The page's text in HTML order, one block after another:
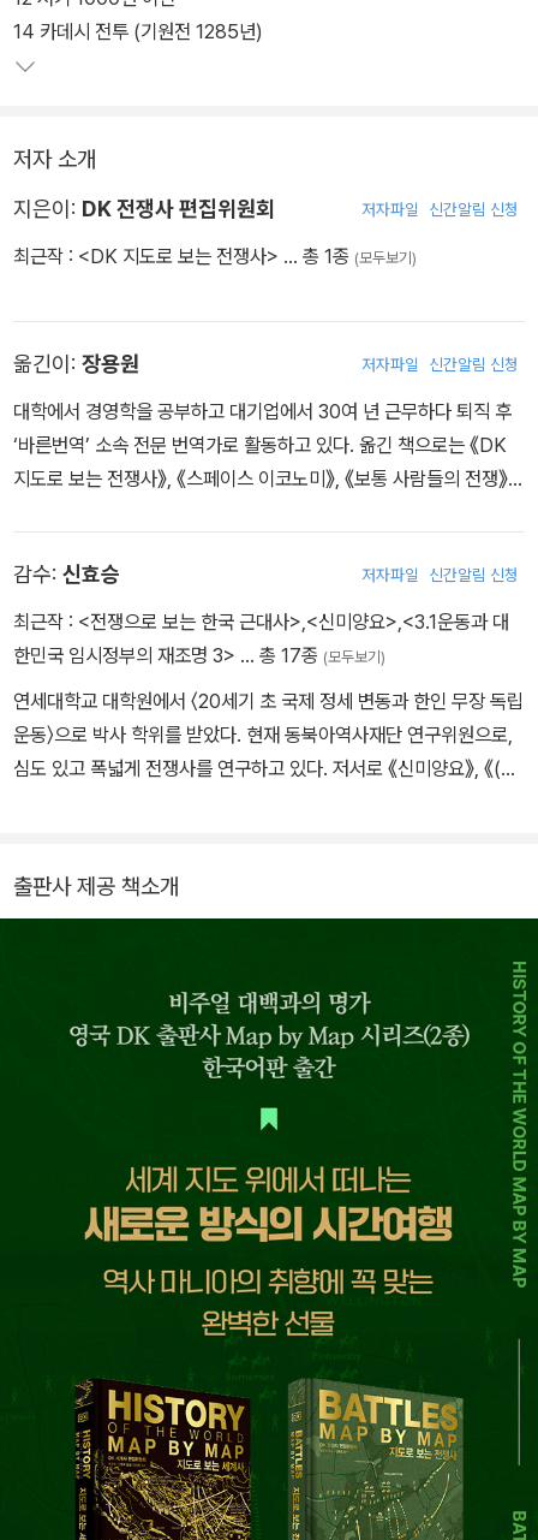
털루 전쟁, 프랑스의 식민통치에서 베트남을 해방시킨 디엔비엔푸 전
투, 2003년에 발발한 이라크 전쟁까지 포함되어 있다.
14 카데시 전투 (기원전 1285년)
저자 소개
지은이: DK 전쟁사 편집위원회 저자파일 신간알림 신청
최근작 : <DK 지도로 보는 전쟁사> … 총 1종 (모두보기)
옮긴이: 장용원 저자파일 신간알림 신청
대학에서 경영학을 공부하고 대기업에서 30여 년 근무하다 퇴직 후
‘바른번역’ 소속 전문 번역가로 활동하고 있다. 옮긴 책으로는 《DK
지도로 보는 전쟁사》, 《스페이스 이코노미》, 《보통 사람들의 전쟁》
감수: 신효승 저자파일 신간알림 신청
최근작 : <전쟁으로 보는 한국 근대사>,<신미양요>,<3.1운동과 대
한민국 임시정부의 재조명 3> … 총 17종 (모두보기)
연세대학교 대학원에서 〈20세기 초 국제 정세 변동과 한인 무장 독립
운동〉으로 박사 학위를 받았다. 현재 동북아역사재단 연구위원으로,
심도 있고 폭넓게 전쟁사를 연구하고 있다. 저서로 《신미양요》, 《(전
출판사 제공 책소개